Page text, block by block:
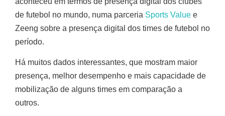
de futebol no mundo, numa parceria Sports Value e
Zeeng sobre a presença digital dos times de futebol no
período.
Há muitos dados interessantes, que mostram maior
presença, melhor desempenho e mais capacidade de
mobilização de alguns times em comparação a
outros.